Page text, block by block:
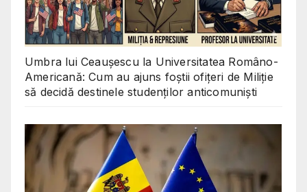
Umbra lui Ceaușescu la Universitatea Româno-
Americană: Cum au ajuns foștii ofițeri de Miliție
să decidă destinele studenților anticomuniști